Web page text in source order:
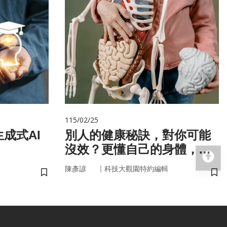
成式AI
儲存書籤
115/02/25
別人的健康秘訣，對你可能
沒效？更懂自己的身體，才
更能「精準健康」！
陳彥諺 ｜ 科技大觀園特約編輯
儲
回